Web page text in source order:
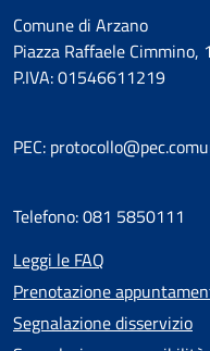
Comune di Arzano
Piazza Raffaele Cimmino, 1
P.IVA: 01546611219
PEC:
Telefono: 081 5850111
Leggi le FAQ
Prenotazione
Segnalazione disservizio